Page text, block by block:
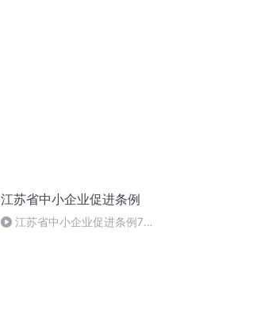
江苏省中小企业促进条例
江苏省中小企业促进条例70